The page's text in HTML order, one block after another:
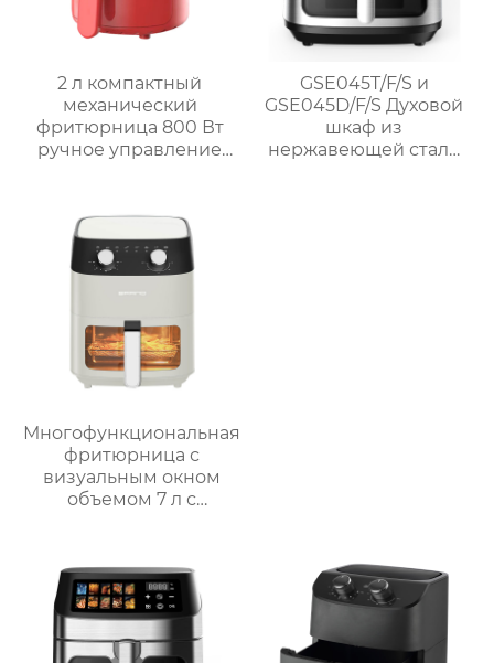
2 л компактный
механический
фритюрница 800 Вт
ручное управление
GSE045T/F/S и
GSE045D/F/S Духовой
шкаф из
нержавеющей стали
Многофункциональная
фритюрница с
визуальным окном
объемом 7 л с
– серия GSE038